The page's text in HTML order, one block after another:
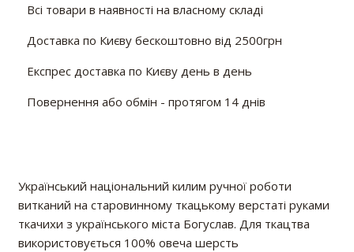
Всі товари в наявності на власному складі
Доставка по Києву бескоштовно від 2500грн
Експрес доставка по Києву день в день
Повернення або обмін - протягом 14 днів
Український національний килим ручної роботи
витканий на старовинному ткацькому верстаті руками
ткачихи з українського міста Богуслав. Для ткацтва
використовується 100% овеча шерсть